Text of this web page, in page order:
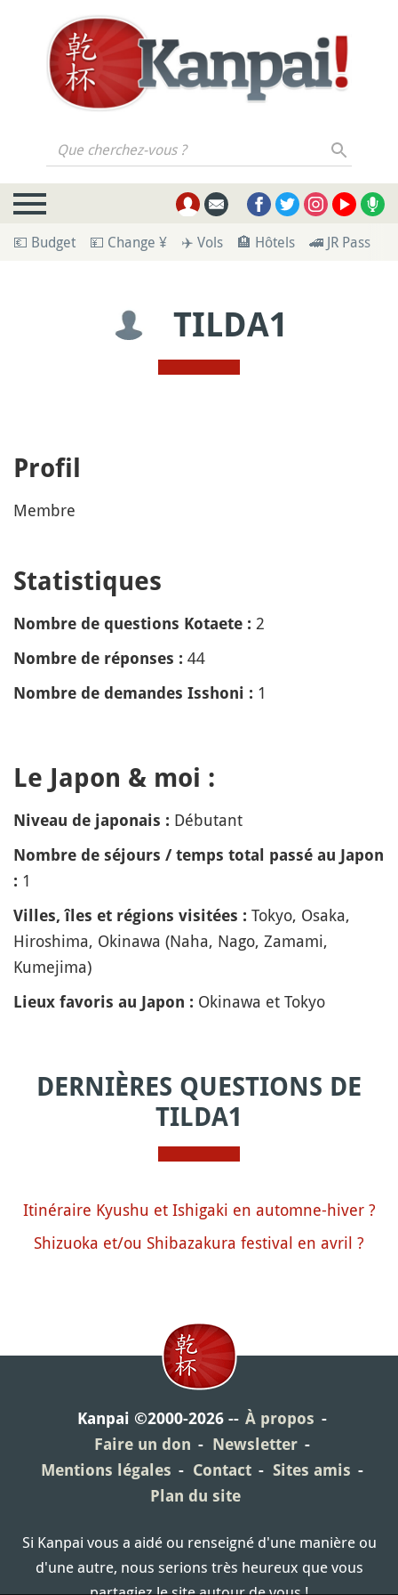
Que cherchez-vous ?
💶 Budget 💴 Change ¥ ✈️ Vols 🏨 Hôtels 🚄 JR Pass
TILDA1
Profil
Membre
Statistiques
Nombre de questions Kotaete : 2
Nombre de réponses : 44
Nombre de demandes Isshoni : 1
Le Japon & moi :
Niveau de japonais : Débutant
Nombre de séjours / temps total passé au Japon
: 1
Villes, îles et régions visitées : Tokyo, Osaka,
Hiroshima, Okinawa (Naha, Nago, Zamami,
Kumejima)
Lieux favoris au Japon : Okinawa et Tokyo
DERNIÈRES QUESTIONS DE
TILDA1
Itinéraire Kyushu et Ishigaki en automne-hiver ?
Shizuoka et/ou Shibazakura festival en avril ?
Kanpai ©2000-2026
À propos
Faire un don
Newsletter
Mentions légales
Contact
Sites amis
Plan du site
Si Kanpai vous a aidé ou renseigné d'une manière ou
d'une autre, nous serions très heureux que vous